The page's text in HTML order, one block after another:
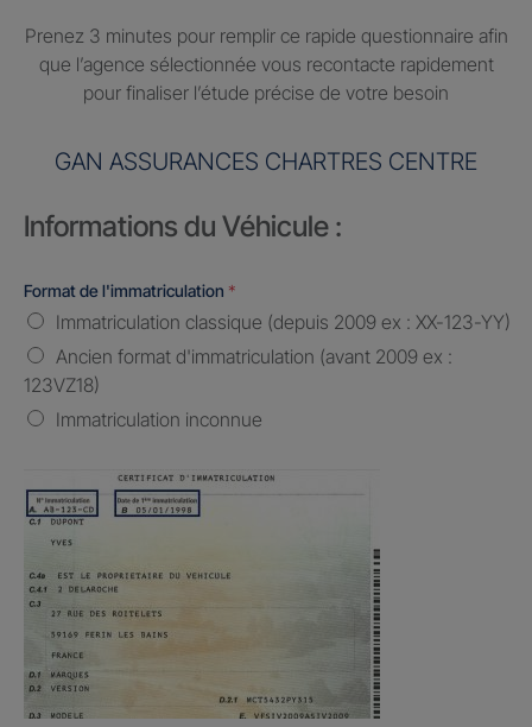
Prenez 3 minutes pour remplir ce rapide questionnaire afin
que l’agence sélectionnée vous recontacte rapidement
pour finaliser l’étude précise de votre besoin
GAN ASSURANCES CHARTRES CENTRE
Informations du Véhicule :
Format de l'immatriculation *
Immatriculation classique (depuis 2009 ex : XX-123-YY)
Ancien format d'immatriculation (avant 2009 ex :
123VZ18)
Immatriculation inconnue